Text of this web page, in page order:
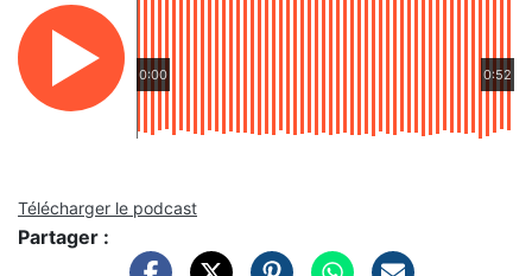
0:00 0:52
Télécharger le podcast
Partager :